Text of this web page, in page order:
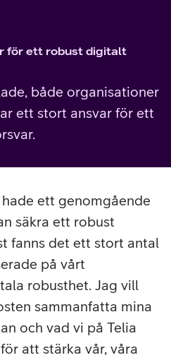
för ett robust digitalt
både organisationer
ett stort ansvar för ett
ett genomgående
säkra ett robust
fanns det ett stort antal
på vårt
robusthet. Jag vill
sammanfatta mina
och vad vi på Telia
att stärka vår, våra